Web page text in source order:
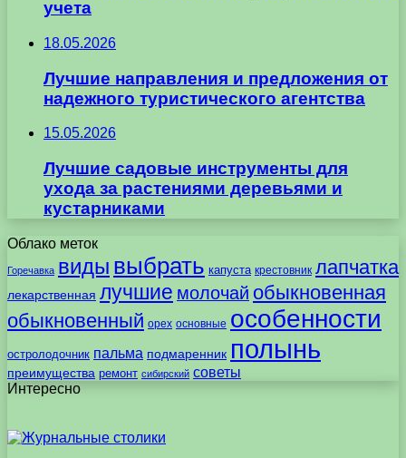
учета
18.05.2026
Лучшие направления и предложения от
надежного туристического агентства
15.05.2026
Лучшие садовые инструменты для
ухода за растениями деревьями и
кустарниками
Облако меток
Горечавка виды выбрать капуста крестовник лапчатка
лекарственная лучшие молочай обыкновенная
обыкновенный орех основные особенности
остролодочник пальма подмаренник полынь
преимущества ремонт сибирский советы
Интересно